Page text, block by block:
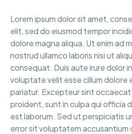
Lorem ipsum dolor sit amet,
elit, sed do eiusmod tempor
dolore magna aliqua. Ut enim ad
nostrud ullamco laboris nisi ut
consequat. Duis aute irure dolor
voluptate velit esse cillum dolore
pariatur. Excepteur sint
proident, sunt in culpa qui officia
est laborum. Sed ut perspiciatis
error sit voluptatem accusantium